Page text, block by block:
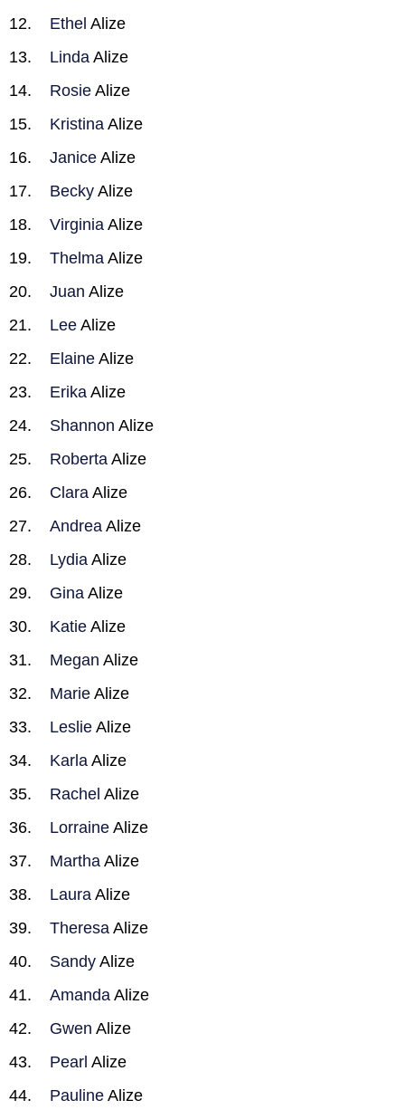
Ethel Alize
Linda Alize
Rosie Alize
Kristina Alize
Janice Alize
Becky Alize
Virginia Alize
Thelma Alize
Juan Alize
Lee Alize
Elaine Alize
Erika Alize
Shannon Alize
Roberta Alize
Clara Alize
Andrea Alize
Lydia Alize
Gina Alize
Katie Alize
Megan Alize
Marie Alize
Leslie Alize
Karla Alize
Rachel Alize
Lorraine Alize
Martha Alize
Laura Alize
Theresa Alize
Sandy Alize
Amanda Alize
Gwen Alize
Pearl Alize
Pauline Alize